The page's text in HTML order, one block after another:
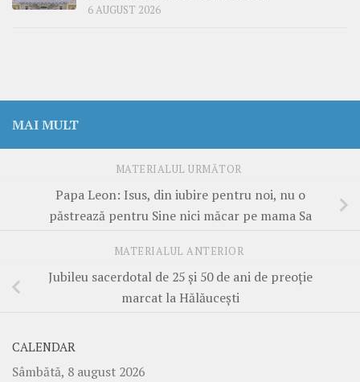
6 AUGUST 2026
MAI MULT
MATERIALUL URMĂTOR
Papa Leon: Isus, din iubire pentru noi, nu o
păstrează pentru Sine nici măcar pe mama Sa
MATERIALUL ANTERIOR
Jubileu sacerdotal de 25 și 50 de ani de preoție
marcat la Hălăucești
CALENDAR
Sâmbătă, 8 august 2026